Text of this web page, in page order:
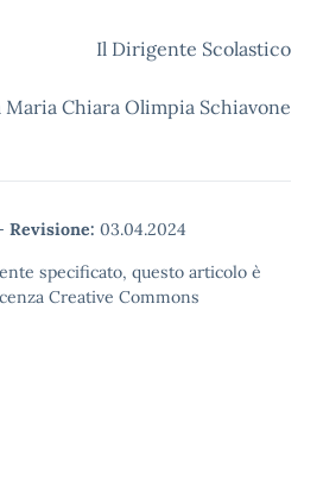
Il Dirigente Scolastico
Maria Chiara Olimpia Schiavone
Revisione: 03.04.2024
specificato, questo articolo è
Creative Commons